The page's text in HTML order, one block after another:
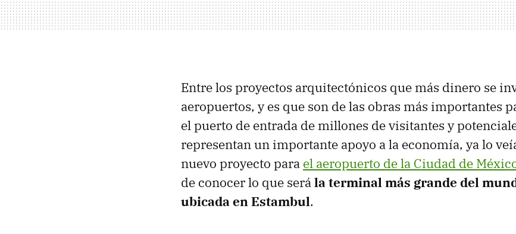
Entre los proyectos arquitectónicos que más dinero se
aeropuertos, y es que son de las obras más importantes
el puerto de entrada de millones de visitantes y
representan un importante apoyo a la economía, ya lo
nuevo proyecto para el aeropuerto de la Ciudad de
de conocer lo que serála terminal más grande del
ubicada en Estambul.